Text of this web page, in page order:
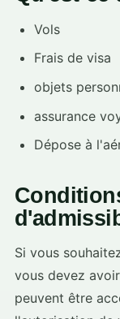
Vols
Frais de visa
objets
assurance
Dépose à
Si vous
vous devez
peuvent être